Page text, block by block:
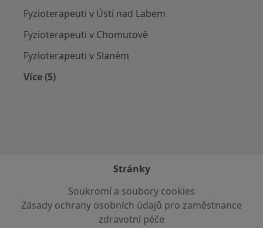
Fyzioterapeuti v Ústí nad Labem
Fyzioterapeuti v Chomutově
Fyzioterapeuti v Slaném
Více (5)
Stránky
Soukromí a soubory cookies
Zásady ochrany osobních údajů pro zaměstnance
zdravotní péče